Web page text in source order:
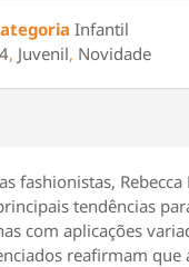
Infantil
, Juvenil, Novidade
fashionistas, Rebecca
tendências
com aplicações
reafirmam que